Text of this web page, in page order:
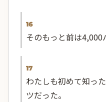
16
そのもっと前は4,000
17
わたしも初めて知っ
ツだった。